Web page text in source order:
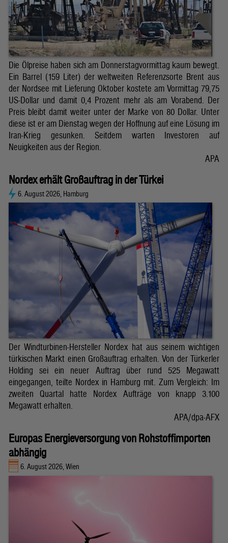
Die Ölpreise haben sich am Donnerstagvormittag kaum bewegt.
Ein Barrel (159 Liter) der weltweiten Referenzsorte Brent aus
der Nordsee mit Lieferung Oktober kostete am Vormittag 79,75
US-Dollar und damit 0,4 Prozent mehr als am Vorabend. Der
Preis bleibt damit weiter unter der Marke von 80 Dollar. Unter
diese ist er am Dienstag wegen der Hoffnung auf eine Lösung im
Iran-Krieg gesunken. Seitdem warten Investoren auf
Neuigkeiten aus der Region.
APA
Nordex erhält Großauftrag in der Türkei
6. August 2026, Hamburg
Der Windturbinen-Hersteller Nordex hat aus seinem wichtigen
türkischen Markt einen Großauftrag erhalten. Von der Türkerler
Holding sei ein neuer Auftrag über rund 525 Megawatt
eingegangen, teilte Nordex in Hamburg mit. Zum Vergleich: Im
zweiten Quartal hatte Nordex Aufträge von knapp 3.100
Megawatt erhalten.
APA/dpa-AFX
Europas Energieversorgung von Rohstoffimporten
abhängig
6. August 2026, Wien